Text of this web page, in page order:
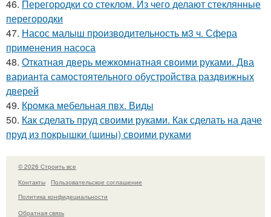
46. Перегородки со стеклом. Из чего делают стеклянные
перегородки
47. Насос малыш производительность м3 ч. Сфера
применения насоса
48. Откатная дверь межкомнатная своими руками. Два
варианта самостоятельного обустройства раздвижных
дверей
49. Кромка мебельная пвх. Виды
50. Как сделать пруд своими руками. Как сделать на даче
пруд из покрышки (шины) своими руками
© 2026 Строить все
Контакты
Пользовательское соглашение
Политика конфидециальности
Обратная связь